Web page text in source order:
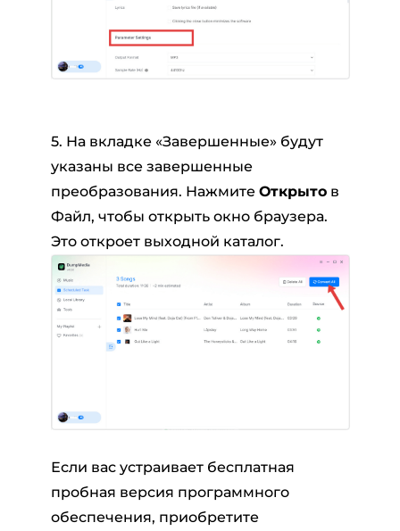
5. На вкладке «Завершенные» будут
указаны все завершенные
преобразования. Нажмите Открытов
Файл, чтобы открыть окно браузера.
Это откроет выходной каталог.
Если вас устраивает бесплатная
пробная версия программного
обеспечения, приобретите